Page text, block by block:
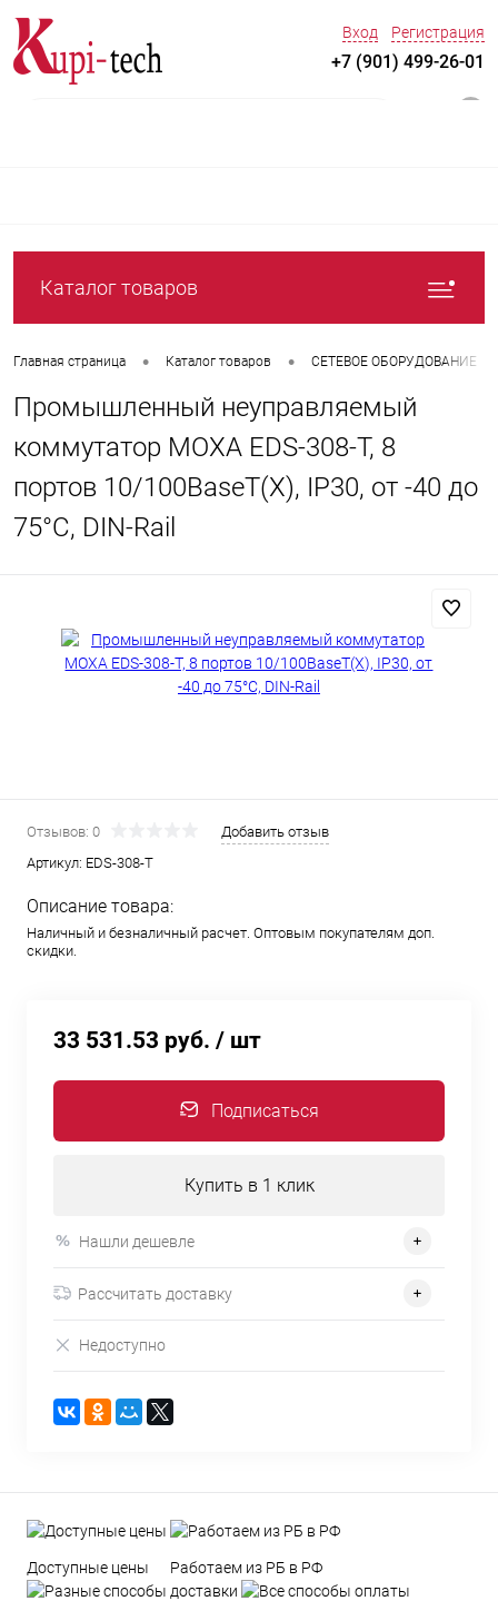
Вход Регистрация
+7 (901) 499-26-01
Каталог товаров
Главная страница • Каталог товаров • СЕТЕВОЕ ОБОРУДОВАНИЕ
Промышленный неуправляемый
коммутатор MOXA EDS-308-T, 8
портов 10/100BaseT(X), IP30, от -40 до
75°C, DIN-Rail
Отзывов: 0
Добавить отзыв
Артикул: EDS-308-T
Описание товара:
Наличный и безналичный расчет. Оптовым покупателям доп.
скидки.
33 531.53 руб. / шт
Подписаться
Купить в 1 клик
Нашли дешевле
Рассчитать доставку
Недоступно
Доступные цены Работаем из РБ в РФ